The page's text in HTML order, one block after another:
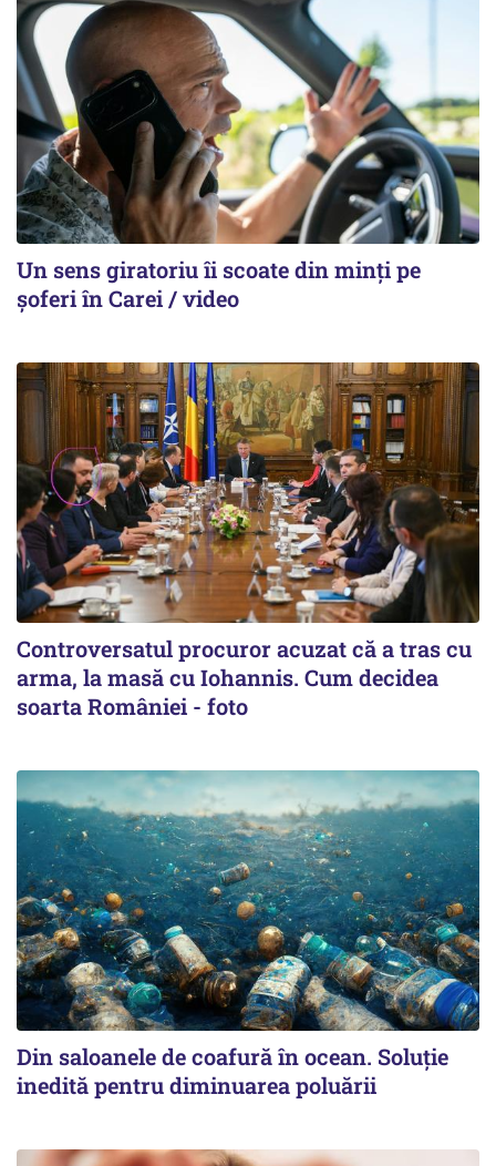
Un sens giratoriu îi scoate din minți pe
șoferi în Carei / video
Controversatul procuror acuzat că a tras cu
arma, la masă cu Iohannis. Cum decidea
soarta României - foto
Din saloanele de coafură în ocean. Soluție
inedită pentru diminuarea poluării